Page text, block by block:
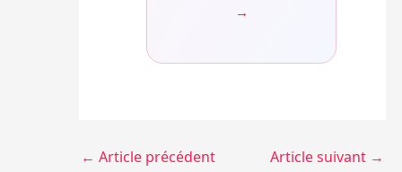
→
← Article précédent Article suivant →